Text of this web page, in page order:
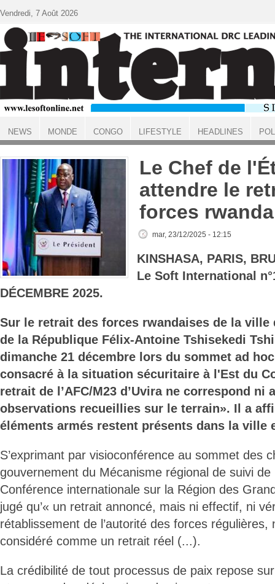
ACCUEIL
Le Chef de
attendre le
forces
mar, 23/12/2025 - 12:15
KINSHASA, PARIS,
Le Soft International
DÉCEMBRE 2025.
Sur le retrait des forces rwandaises de la ville
de la République Félix-Antoine Tshisekedi
dimanche 21 décembre lors du sommet ad
consacré à la situation sécuritaire à l'Est du
retrait de l’AFC/M23 d’Uvira ne correspond ni
observations recueillies sur le terrain». Il a
éléments armés restent présents dans la ville
S’exprimant par visioconférence au sommet des
gouvernement du Mécanisme régional de suivi de
Conférence internationale sur la Région des
jugé qu’« un retrait annoncé, mais ni effectif, ni
rétablissement de l’autorité des forces régulières,
considéré comme un retrait réel (...).
La crédibilité de tout processus de paix repose
Vendredi, 7 Août 2026
NEWS MONDE CONGO LIFESTYLE HEADLINES